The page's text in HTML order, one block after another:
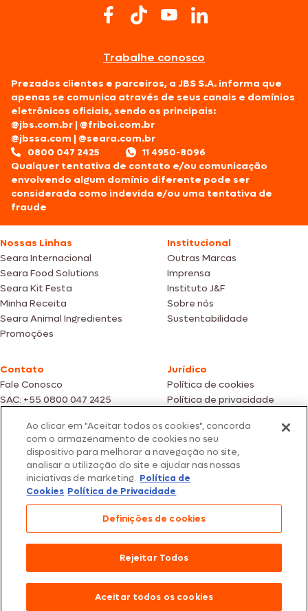
Trabalhe conosco
Prezados clientes e parceiros, a JBS S.A. informa que
apenas se comunica através de seus canais e domínios
eletrônicos oficiais, sendo os principais:
@jbs.com.br |@friboi.com.br
@jbssa.com |@seara.com.br
0800 047 2425
11 4950-8096
Qualquer tentativa de contato e/ou comunicação
envolvendo algum domínio diferente pode ser
considerada como indevida e/ou uma tentativa de
fraude
Nossas Linhas
Seara Internacional
Seara Food Solutions
Seara Kit Festa
Minha Receita
Seara Animal Ingredientes
Promoções
Institucional
Outras Marcas
Imprensa
Instituto J&F
Sobre nós
Sustentabilidade
Contato
Fale Conosco
SAC: +55 0800 047 2425
Jurídico
Política de cookies
Política de privacidade
Fotos meramente ilustrativas | Ofertas válidas enquanto durarem os
estoques dos nossos parceiros | Vendas sujeitas a análise e confirmação
de dados.
Os preços, promoções e condições de pagamento são válidos
exclusivamente para compras efetuadas em nossos parceiros.
Todos os produtos estão sujeitos a disponibilidade de estoque.
São Paulo/SP – CEP 05.118-100
© 2026 Seara. Todos os direitos reservados
Ao clicar em "Aceitar todos os cookies", concorda
com o armazenamento de cookies no seu
dispositivo para melhorar a navegação no site,
analisar a utilização do site e ajudar nas nossas
iniciativas de marketing. Política de
Cookies Política de Privacidade
Definições de cookies
Rejeitar Todos
Aceitar todos os cookies